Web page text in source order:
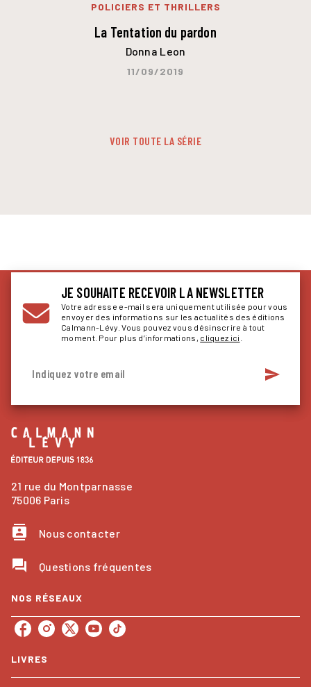
POLICIERS ET THRILLERS
La Tentation du pardon
Donna Leon
11/09/2019
VOIR TOUTE LA SÉRIE
JE SOUHAITE RECEVOIR LA NEWSLETTER
Votre adresse e-mail sera uniquement utilisée pour vous
envoyer des informations sur les actualités des éditions
Calmann-Lévy. Vous pouvez vous désinscrire à tout
moment. Pour plus d’informations, cliquez ici
Indiquez votre email send
21 rue du Montparnasse
75006 Paris
contacts Nous contacter
question_answer Questions fréquentes
NOS RÉSEAUX
LIVRES